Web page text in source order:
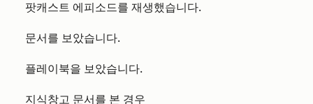
팟캐스트 에피소드를 재생했습니다.
문서를 보았습니다.
플레이북을 보았습니다.
지식창고 문서를 본 경우